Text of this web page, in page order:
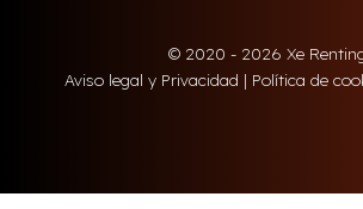
© 2020 - 2026 Xe
Aviso legal y Privacidad | Política de